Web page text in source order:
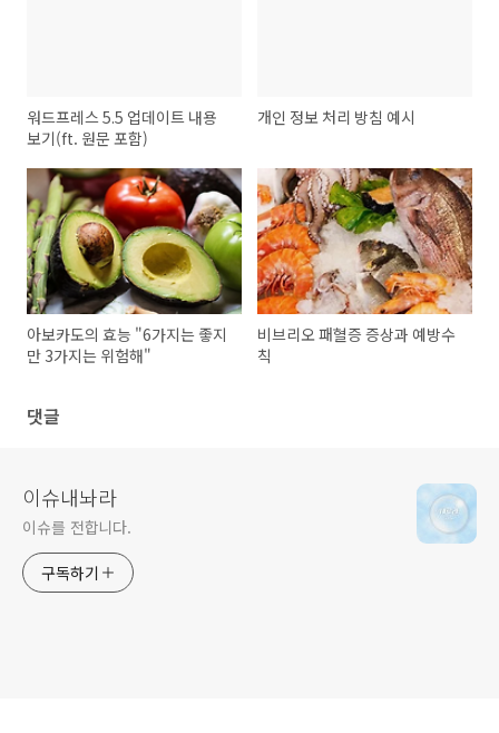
워드프레스 5.5 업데이트 내용
보기(ft. 원문 포함)
개인 정보 처리 방침 예시
아보카도의 효능 "6가지는 좋지
만 3가지는 위험해"
비브리오 패혈증 증상과 예방수
칙
댓글
이슈내놔라
이슈를 전합니다.
구독하기